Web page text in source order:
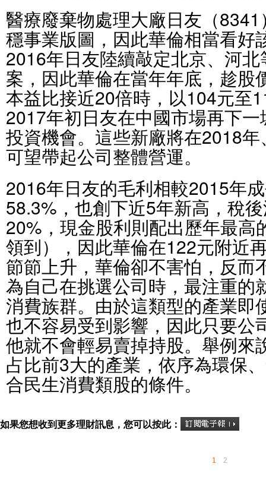
醫療廢棄物處理大廠日友（
穩事業版圖，因此華倫相當看好
2016年日友陸續敲定北京、河
案，因此華倫在當年年底，趁股
本益比接近20倍時，以104元至
2017年初日友在中國市場再下
投資機會。這些新廠將在2018
可望帶起公司整體營運。
2016年日友的毛利相較2015年
58.3%，也創下近5年新高，稅
20%，現金股利則配出歷年最高
領到），因此華倫在122元附近
節節上升，華倫卻不害怕，反而
為自己在挑選公司時，最注重的
消費族群。由於這類型的產業即
也不容易受到影響，因此只要公
他就不會輕易賣掉持股。舉例來
占比前3大的產業，依序為環保
合民生消費類股的條件。
如果您想收到更多理財訊息，您可以按此：
1 2